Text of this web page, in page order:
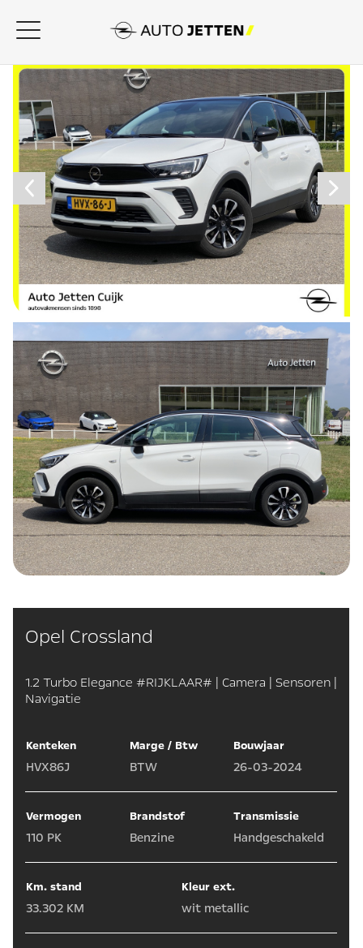
Opel Crossland
1.2 Turbo Elegance #RIJKLAAR# | Camera | Sensoren |
Navigatie
Kenteken
HVX86J
Marge / Btw
BTW
Bouwjaar
26-03-2024
Vermogen
110 PK
Brandstof
Benzine
Transmissie
Handgeschakeld
Km. stand
33.302 KM
Kleur ext.
wit metallic